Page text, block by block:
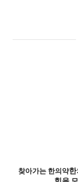
찾아가는 한의약한